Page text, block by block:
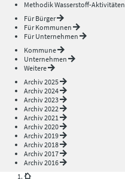
Methodik Wasserstoff-Aktivitäten
Für Bürger
Für Kommunen
Für Unternehmen
Kommune
Unternehmen
Weitere
Archiv 2025
Archiv 2024
Archiv 2023
Archiv 2022
Archiv 2021
Archiv 2020
Archiv 2019
Archiv 2018
Archiv 2017
Archiv 2016